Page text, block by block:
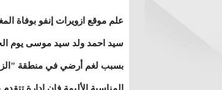
علم موقع ازويرات إنفو بوفاة
بسبب لغم أرضي في منطقة